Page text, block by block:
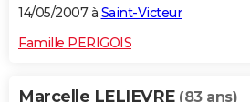
14/05/2007 à Saint-Victeur
Famille PERIGOIS
Marcelle LELIEVRE (83 ans)